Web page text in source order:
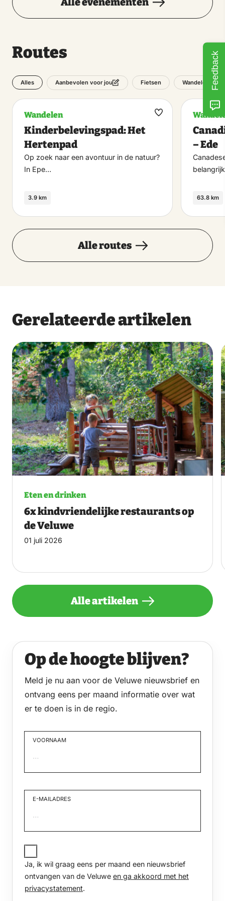
Routes
Alles Aanbevolen voor jou Fietsen Wandelen
Wandelen
Kinderbelevingspad: Het
Hertenpad
Op zoek naar een avontuur in de natuur?
In Epe…
3.9 km
Maak
– Ede
63.8 km
Alle routes
Gerelateerde artikelen
Eten en drinken
6x kindvriendelijke restaurants op
de Veluwe
01 juli 2026
Alle artikelen
Op de hoogte blijven?
Meld je nu aan voor de Veluwe nieuwsbrief en
ontvang eens per maand informatie over wat
er te doen is in de regio.
VOORNAAM
E-MAILADRES
JA,
IK
WIL
GRAAG
PER
Ja, ik wil graag eens per maand een nieuwsbrief
ontvangen van de Veluwe en ga akkoord met het
privacystatement.
Feedback